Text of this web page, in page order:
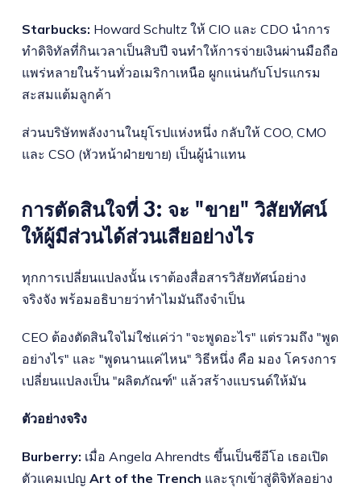
Starbucks: Howard Schultz ให้ CIO และ CDO นำการ
ทำดิจิทัลที่กินเวลาเป็นสิบปี จนทำให้การจ่ายเงินผ่านมือถือ
แพร่หลายในร้านทั่วอเมริกาเหนือ ผูกแน่นกับโปรแกรม
สะสมแต้มลูกค้า
ส่วนบริษัทพลังงานในยุโรปแห่งหนึ่ง กลับให้ COO, CMO
และ CSO (หัวหน้าฝ่ายขาย) เป็นผู้นำแทน
การตัดสินใจที่ 3: จะ "ขาย" วิสัยทัศน์
ให้ผู้มีส่วนได้ส่วนเสียอย่างไร
ทุกการเปลี่ยนแปลงนั้น เราต้องสื่อสารวิสัยทัศน์อย่าง
จริงจัง พร้อมอธิบายว่าทำไมมันถึงจำเป็น
CEO ต้องตัดสินใจไม่ใช่แค่ว่า "จะพูดอะไร" แต่รวมถึง "พูด
อย่างไร" และ "พูดนานแค่ไหน" วิธีหนึ่ง คือ มอง โครงการ
เปลี่ยนแปลงเป็น "ผลิตภัณฑ์" แล้วสร้างแบรนด์ให้มัน
ตัวอย่างจริง
Burberry: เมื่อ Angela Ahrendts ขึ้นเป็นซีอีโอ เธอเปิด
ตัวแคมเปญ Art of the Trench และรุกเข้าสู่ดิจิทัลอย่าง